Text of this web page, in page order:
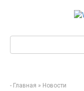
- Главная » Новости